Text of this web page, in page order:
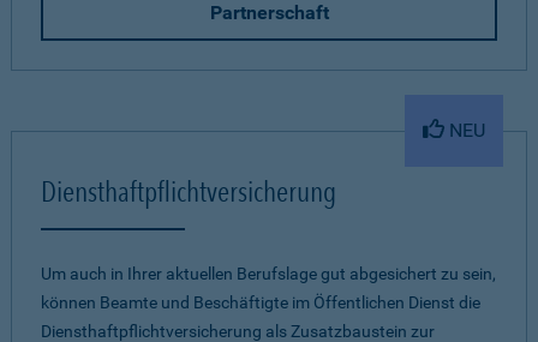
Partnerschaft
NEU
Diensthaftpflichtversicherung
Um auch in Ihrer aktuellen Berufslage gut abgesichert zu sein,
können Beamte und Beschäftigte im Öffentlichen Dienst die
Diensthaftpflichtversicherung als Zusatzbaustein zur